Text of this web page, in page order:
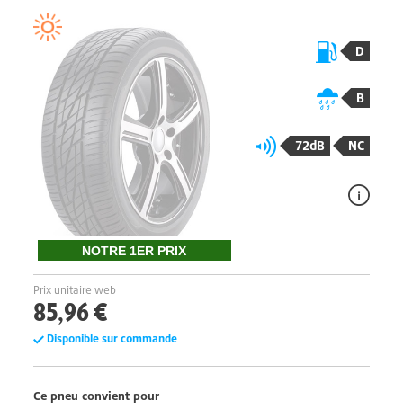
NOTRE 1ER PRIX
D
B
72dB NC
Prix unitaire web
85,96 €
Disponible sur commande
Ce pneu convient pour